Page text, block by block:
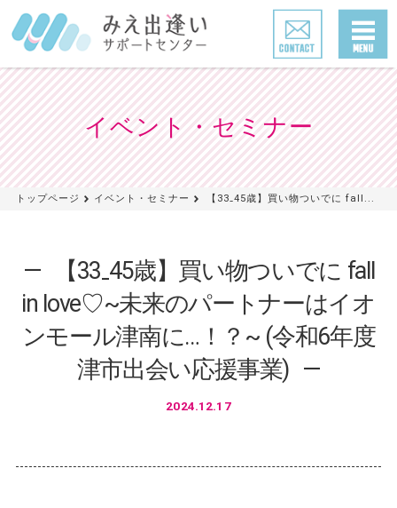
イベント・セミナー
トップページ イベント・セミナー 【33₋45歳】買い物ついでに fall...
【33₋45歳】買い物ついでに fall
in love♡~未来のパートナーはイオ
ンモール津南に…！？~ (令和6年度
津市出会い応援事業)
2024.12.17